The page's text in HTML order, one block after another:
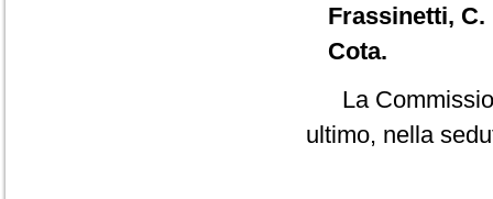
Frassinetti, C.
Cota.
La
ultimo, nella